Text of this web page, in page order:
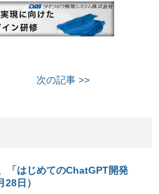
次の記事 >>
「はじめてのChatGPT開発
日）